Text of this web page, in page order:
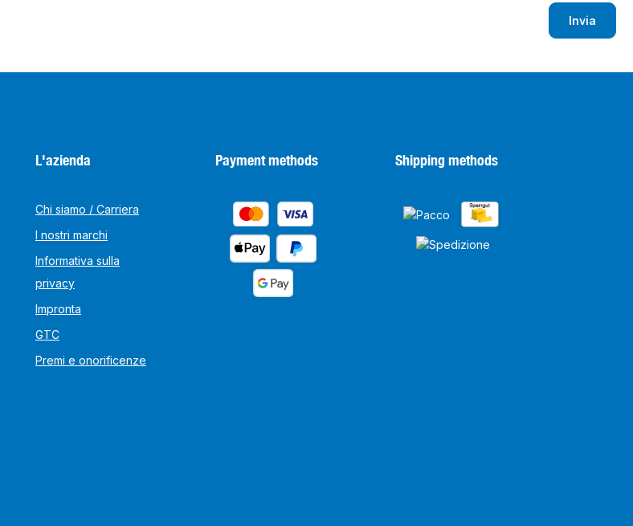
Invia
L'azienda
Chi siamo / Carriera
I nostri marchi
Informativa sulla
privacy
Impronta
GTC
Premi e onorificenze
Payment methods Shipping methods